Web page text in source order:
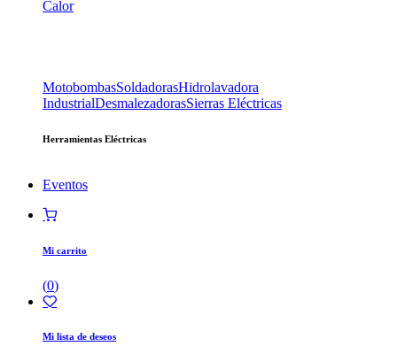
Calor
MotobombasSoldadorasHidrolavadora
IndustrialDesmalezadorasSierras Eléctricas
Herramientas Eléctricas
Eventos
Mi carrito
(0)
Mi lista de deseos